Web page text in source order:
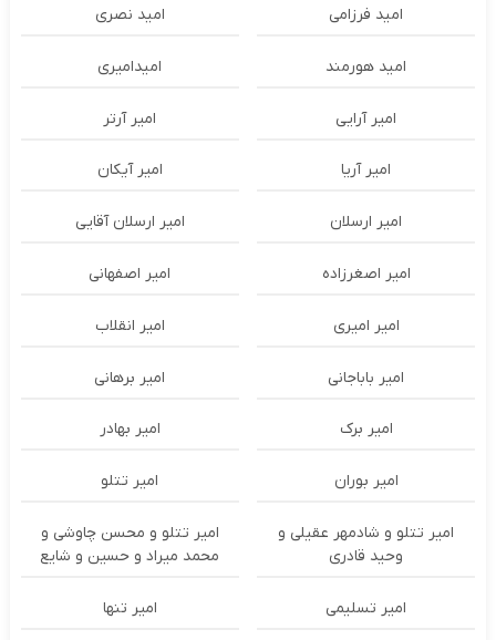
امید فرزامی امید نصری
امید هورمند امیدامیری
امیر آرایی امیر آرتر
امیر آریا امیر آیکان
امیر ارسلان امیر ارسلان آقایی
امیر اصغرزاده امیر اصفهانی
امیر امیری امیر انقلاب
امیر باباجانی امیر برهانی
امیر برک امیر بهادر
امیر بوران امیر تتلو
امیر تتلو و شادمهر عقیلی و
وحید قادری
امیر تتلو و محسن چاوشی و
محمد میراد و حسین و شایع
امیر تسلیمی امیر تنها